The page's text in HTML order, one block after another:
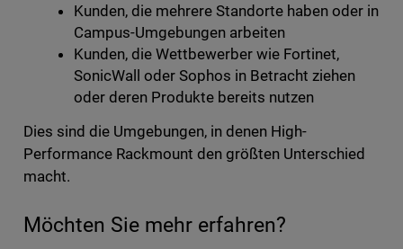
Kunden, die mehrere Standorte haben oder in
Campus-Umgebungen arbeiten
Kunden, die Wettbewerber wie Fortinet,
SonicWall oder Sophos in Betracht ziehen
oder deren Produkte bereits nutzen
Dies sind die Umgebungen, in denen High-
Performance Rackmount den größten Unterschied
macht.
Möchten Sie mehr erfahren?